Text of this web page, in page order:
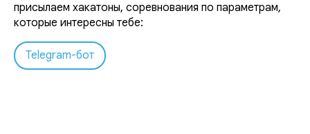
присылаем хакатоны, соревнования по параметрам,
которые интересны тебе:
Telegram-бот